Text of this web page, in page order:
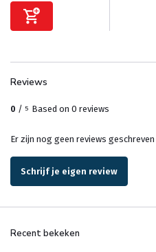
Reviews
0 / 5 Based on 0 reviews
Er zijn nog geen reviews
Schrijf je eigen review
Recent bekeken